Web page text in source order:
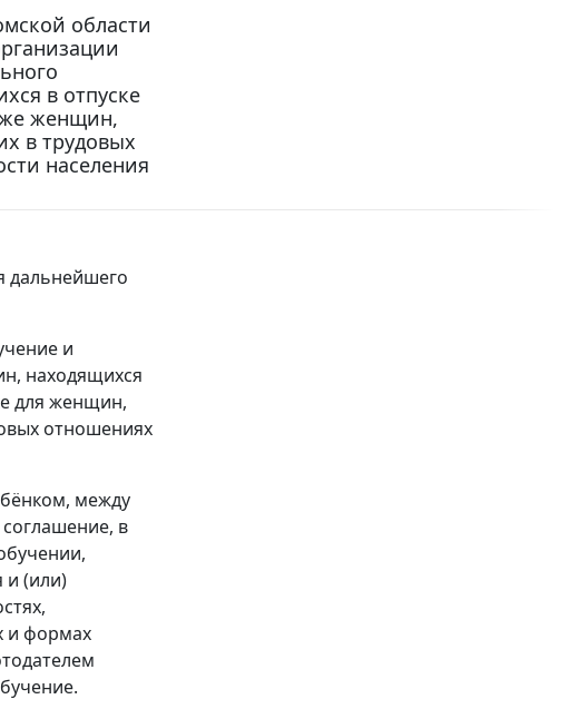
области
в отпуске
женщин,
в трудовых
населения
дальнейшего
и
находящихся
для женщин,
отношениях
между
в
и (или)
и формах